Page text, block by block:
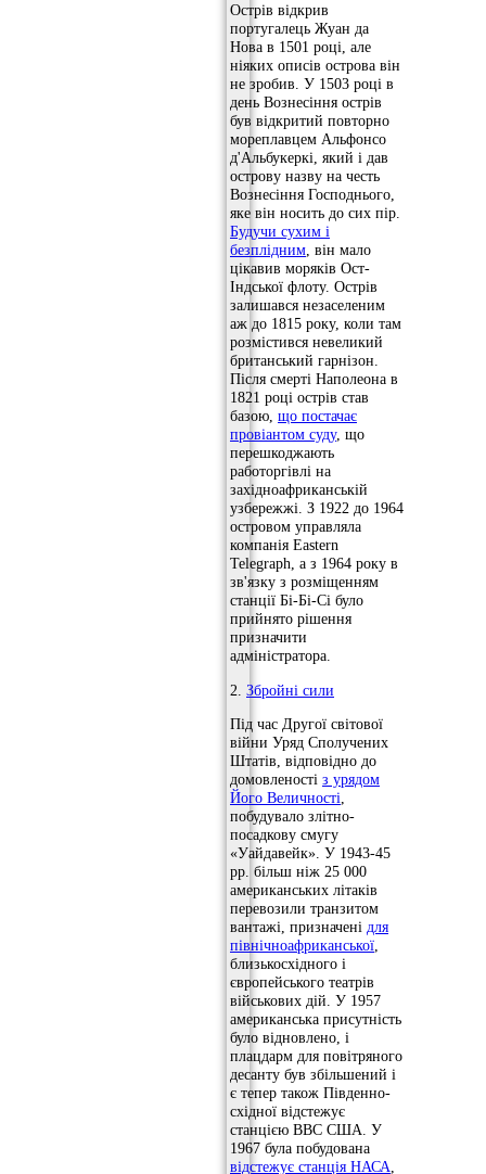
Острів відкрив
португалець Жуан да
Нова в 1501 році, але
ніяких описів острова він
не зробив. У 1503 році в
день Вознесіння острів
був відкритий повторно
мореплавцем Альфонсо
д'Альбукеркі, який і дав
острову назву на честь
Вознесіння Господнього,
яке він носить до сих пір.
Будучи сухим і
безплідним, він мало
цікавив моряків Ост-
Індської флоту. Острів
залишався незаселеним
аж до 1815 року, коли там
розмістився невеликий
британський гарнізон.
Після смерті Наполеона в
1821 році острів став
базою, що постачає
провіантом суду, що
перешкоджають
работоргівлі на
західноафриканській
узбережжі. З 1922 до 1964
островом управляла
компанія Eastern
Telegraph, а з 1964 року в
зв'язку з розміщенням
станції Бі-Бі-Сі було
прийнято рішення
призначити
адміністратора.
2. Збройні сили
Під час Другої світової
війни Уряд Сполучених
Штатів, відповідно до
домовленості з урядом
Його Величності
побудувало злітно-
посадкову смугу
«Уайдавейк». У 1943-45
рр. більш ніж 25 000
американських літаків
перевозили транзитом
вантажі, призначені для
північноафриканської
близькосхідного і
європейського театрів
військових дій. У 1957
американська присутність
було відновлено, і
плацдарм для повітряного
десанту був збільшений і
є тепер також Південно-
східної відстежує
станцією ВВС США. У
1967 була побудована
відстежує станція НАСА